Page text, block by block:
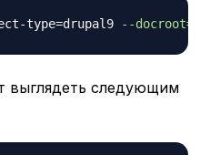
type=drupal9 --docroot=
выглядеть следующим